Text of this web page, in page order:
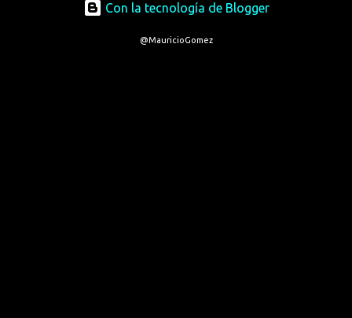
Con la tecnología de Blogger
@MauricioGomez